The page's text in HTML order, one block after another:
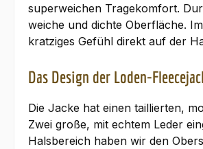
superweichen Tragekomfort.
weiche und dichte Oberfläche.
kratziges Gefühl direkt auf der
Das Design der Loden-
Die Jacke hat einen taillierten,
Zwei große, mit echtem Leder
Halsbereich haben wir den